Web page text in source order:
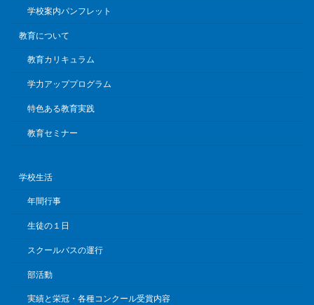
学校案内パンフレット
教育について
教育カリキュラム
学力アッププログラム
特色ある教育実践
教育セミナー
学校生活
年間行事
生徒の１日
スクールバスの運行
部活動
実績と栄冠・各種コンクール受賞内容